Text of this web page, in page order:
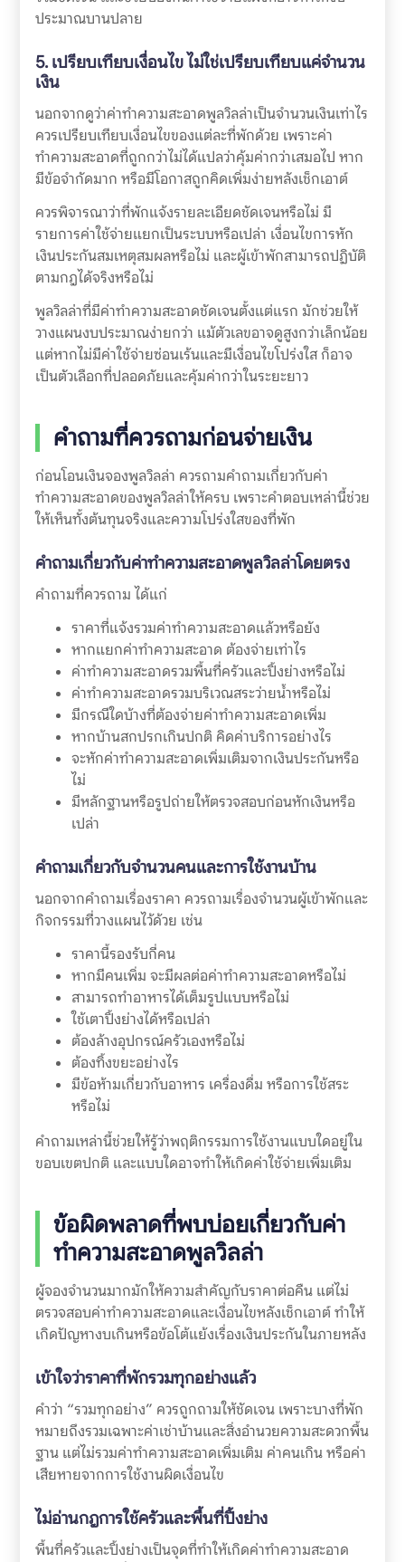
ประมาณบานปลาย
5. เปรียบเทียบเงื่อนไข ไม่ใช่เปรียบเทียบแค่จำนวน
เงิน
นอกจากดูว่าค่าทำความสะอาดพูลวิลล่าเป็นจำนวนเงินเท่าไร
ควรเปรียบเทียบเงื่อนไขของแต่ละที่พักด้วย เพราะค่า
ทำความสะอาดที่ถูกกว่าไม่ได้แปลว่าคุ้มค่ากว่าเสมอไป หาก
มีข้อจำกัดมาก หรือมีโอกาสถูกคิดเพิ่มง่ายหลังเช็กเอาต์
ควรพิจารณาว่าที่พักแจ้งรายละเอียดชัดเจนหรือไม่ มี
รายการค่าใช้จ่ายแยกเป็นระบบหรือเปล่า เงื่อนไขการหัก
เงินประกันสมเหตุสมผลหรือไม่ และผู้เข้าพักสามารถปฏิบัติ
ตามกฎได้จริงหรือไม่
พูลวิลล่าที่มีค่าทำความสะอาดชัดเจนตั้งแต่แรก มักช่วยให้
วางแผนงบประมาณง่ายกว่า แม้ตัวเลขอาจดูสูงกว่าเล็กน้อย
แต่หากไม่มีค่าใช้จ่ายซ่อนเร้นและมีเงื่อนไขโปร่งใส ก็อาจ
เป็นตัวเลือกที่ปลอดภัยและคุ้มค่ากว่าในระยะยาว
คำถามที่ควรถามก่อนจ่ายเงิน
ก่อนโอนเงินจองพูลวิลล่า ควรถามคำถามเกี่ยวกับค่า
ทำความสะอาดของพูลวิลล่าให้ครบ เพราะคำตอบเหล่านี้ช่วย
ให้เห็นทั้งต้นทุนจริงและความโปร่งใสของที่พัก
คำถามเกี่ยวกับค่าทำความสะอาดพูลวิลล่าโดยตรง
คำถามที่ควรถาม ได้แก่
ราคาที่แจ้งรวมค่าทำความสะอาดแล้วหรือยัง
หากแยกค่าทำความสะอาด ต้องจ่ายเท่าไร
ค่าทำความสะอาดรวมพื้นที่ครัวและปิ้งย่างหรือไม่
ค่าทำความสะอาดรวมบริเวณสระว่ายน้ำหรือไม่
มีกรณีใดบ้างที่ต้องจ่ายค่าทำความสะอาดเพิ่ม
หากบ้านสกปรกเกินปกติ คิดค่าบริการอย่างไร
จะหักค่าทำความสะอาดเพิ่มเติมจากเงินประกันหรือ
ไม่
มีหลักฐานหรือรูปถ่ายให้ตรวจสอบก่อนหักเงินหรือ
เปล่า
คำถามเกี่ยวกับจำนวนคนและการใช้งานบ้าน
นอกจากคำถามเรื่องราคา ควรถามเรื่องจำนวนผู้เข้าพักและ
กิจกรรมที่วางแผนไว้ด้วย เช่น
ราคานี้รองรับกี่คน
หากมีคนเพิ่ม จะมีผลต่อค่าทำความสะอาดหรือไม่
สามารถทำอาหารได้เต็มรูปแบบหรือไม่
ใช้เตาปิ้งย่างได้หรือเปล่า
ต้องล้างอุปกรณ์ครัวเองหรือไม่
ต้องทิ้งขยะอย่างไร
มีข้อห้ามเกี่ยวกับอาหาร เครื่องดื่ม หรือการใช้สระ
หรือไม่
คำถามเหล่านี้ช่วยให้รู้ว่าพฤติกรรมการใช้งานแบบใดอยู่ใน
ขอบเขตปกติ และแบบใดอาจทำให้เกิดค่าใช้จ่ายเพิ่มเติม
ข้อผิดพลาดที่พบบ่อยเกี่ยวกับค่า
ทำความสะอาดพูลวิลล่า
ผู้จองจำนวนมากมักให้ความสำคัญกับราคาต่อคืน แต่ไม่
ตรวจสอบค่าทำความสะอาดและเงื่อนไขหลังเช็กเอาต์ ทำให้
เกิดปัญหางบเกินหรือข้อโต้แย้งเรื่องเงินประกันในภายหลัง
เข้าใจว่าราคาที่พักรวมทุกอย่างแล้ว
คำว่า “รวมทุกอย่าง” ควรถูกถามให้ชัดเจน เพราะบางที่พัก
หมายถึงรวมเฉพาะค่าเช่าบ้านและสิ่งอำนวยความสะดวกพื้น
ฐาน แต่ไม่รวมค่าทำความสะอาดเพิ่มเติม ค่าคนเกิน หรือค่า
เสียหายจากการใช้งานผิดเงื่อนไข
ไม่อ่านกฎการใช้ครัวและพื้นที่ปิ้งย่าง
พื้นที่ครัวและปิ้งย่างเป็นจุดที่ทำให้เกิดค่าทำความสะอาด